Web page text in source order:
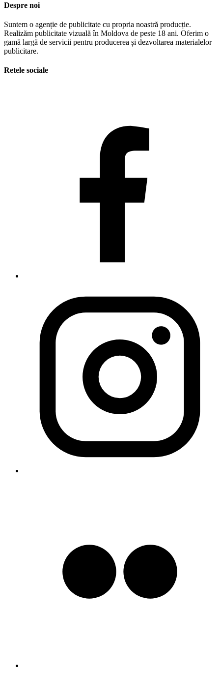
Despre noi
Suntem o agenție de publicitate cu propria noastră producție.
Realizăm publicitate vizuală în Moldova de peste 18 ani. Oferim o
gamă largă de servicii pentru producerea și dezvoltarea materialelor
publicitare.
Retele sociale